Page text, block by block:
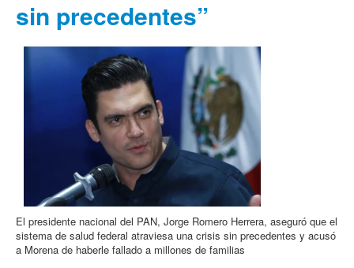
sin precedentes”
El presidente nacional del PAN, Jorge Romero Herrera, aseguró que el
sistema de salud federal atraviesa una crisis sin precedentes y acusó
a Morena de haberle fallado a millones de familias